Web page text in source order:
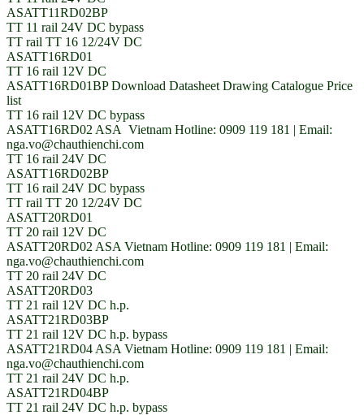
ASATT11RD02BP
TT 11 rail 24V DC bypass
TT rail TT 16 12/24V DC
ASATT16RD01
TT 16 rail 12V DC
ASATT16RD01BP Download Datasheet Drawing Catalogue Price
list
TT 16 rail 12V DC bypass
ASATT16RD02 ASA Vietnam Hotline: 0909 119 181 | Email:
nga.vo@chauthienchi.com
TT 16 rail 24V DC
ASATT16RD02BP
TT 16 rail 24V DC bypass
TT rail TT 20 12/24V DC
ASATT20RD01
TT 20 rail 12V DC
ASATT20RD02 ASA Vietnam Hotline: 0909 119 181 | Email:
nga.vo@chauthienchi.com
TT 20 rail 24V DC
ASATT20RD03
TT 21 rail 12V DC h.p.
ASATT21RD03BP
TT 21 rail 12V DC h.p. bypass
ASATT21RD04 ASA Vietnam Hotline: 0909 119 181 | Email:
nga.vo@chauthienchi.com
TT 21 rail 24V DC h.p.
ASATT21RD04BP
TT 21 rail 24V DC h.p. bypass